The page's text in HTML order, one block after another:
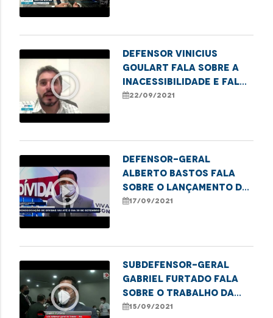
play_circle_outline
Defensor Vinicius
Goulart fala sobre a
inacessibilidade e falta
de oportunidade de
22/09/2021
play_circle_outline
Defensor-geral
Alberto Bastos fala
sobre o lançamento do
Programa Dívida Zero
17/09/2021
play_circle_outline
Subdefensor-geral
Gabriel furtado fala
sobre o trabalho da
Campanha de Combate a
15/09/2021